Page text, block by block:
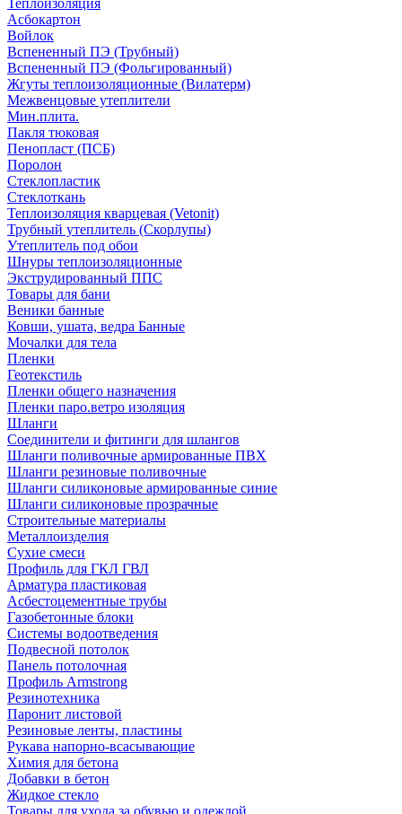
Теплоизоляция
Асбокартон
Войлок
Вспененный ПЭ (Трубный)
Вспененный ПЭ (Фольгированный)
Жгуты теплоизоляционные (Вилатерм)
Межвенцовые утеплители
Мин.плита.
Пакля тюковая
Пенопласт (ПСБ)
Поролон
Стеклопластик
Стеклоткань
Теплоизоляция кварцевая (Vetonit)
Трубный утеплитель (Скорлупы)
Утеплитель под обои
Шнуры теплоизоляционные
Экструдированный ППС
Товары для бани
Веники банные
Ковши, ушата, ведра Банные
Мочалки для тела
Пленки
Геотекстиль
Пленки общего назначения
Пленки паро.ветро изоляция
Шланги
Соединители и фитинги для шлангов
Шланги поливочные армированные ПВХ
Шланги резиновые поливочные
Шланги силиконовые армированные синие
Шланги силиконовые прозрачные
Строительные материалы
Металлоизделия
Сухие смеси
Профиль для ГКЛ ГВЛ
Арматура пластиковая
Асбестоцементные трубы
Газобетонные блоки
Системы водоотведения
Подвесной потолок
Панель потолочная
Профиль Armstrong
Резинотехника
Паронит листовой
Резиновые ленты, пластины
Рукава напорно-всасывающие
Химия для бетона
Добавки в бетон
Жидкое стекло
Товары для ухода за обувью и одеждой